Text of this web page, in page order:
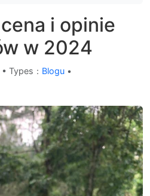
i opinie
w 2024
Types： Blogu •